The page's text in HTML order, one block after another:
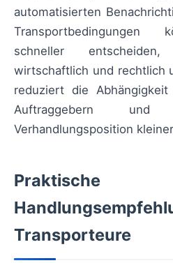
automatisierten
Transportbedingungen
schneller
wirtschaftlich und rechtlich
reduziert die
Auftraggebern
Verhandlungsposition
Praktische
Transporteure